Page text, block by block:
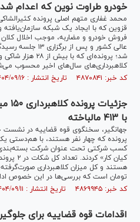
خودرو طراوت نوین که اعدام
محمد غفاری متهم اصلی پرونده
قزوین که با ایجاد یک شبکه
فروش خودرو و مضاربه، موجب اخلال کلان
عالی کشور و پس از
شد؛ پرونده‌ای که
کلاهبرداری‌های سال‌های اخیر محسوب
کد خبر: ۴۸۷۰۸۴۱ تاریخ انتشار : ۱۴۰۴/۰۹/۱۶
با ۴۱۳ مالباخته
جهانگیر، سخنگوی قوه قضاییه در نشست
پرونده که چهار نفر هستند، با هم‌دستی
کسب شرکتی تحت عنوان شرکت بسته‌بندی
تومان است که بررسی‌ها در این خصوص
کد خبر: ۴۸۶۹۹۴۵ تاریخ انتشار : ۱۴۰۴/۰۹/۱۱
اقدامات قوه قضاییه برای